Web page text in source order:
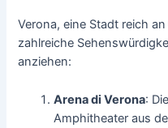
Verona, eine Stadt reich
zahlreiche
anziehen:
Arena di Verona:
Amphitheater aus